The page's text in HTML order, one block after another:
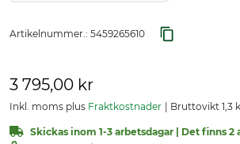
Artikelnummer.: 5459265610
3 795,00 kr
Inkl. moms plus Fraktkostnader Bruttovikt 1,3
Skickas inom 1-3 arbetsdagar | Det finns